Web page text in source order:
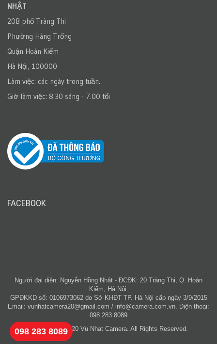
NHẬT
20B phố Tràng Thi
Phường Hàng Trống
Quận Hoàn Kiếm
Hà Nội, 100000
Làm việc: các ngày trong tuần.
Giờ làm việc: 8.30 sáng - 7.00 tối
FACEBOOK
Người đại diện: Nguyễn Hồng Nhật - ĐCĐK: 20 Tràng Thi, Q. Hoàn
Kiếm, Hà Nội.
GPĐKKD số: 0106973062 do Sở KHĐT TP. Hà Nội cấp ngày 3/9/2015
Email: vunhatcamera20@gmail.com / info@camera.com.vn . Điện thoại:
098 283 8089
Copyright © 2020 Vu Nhat Camera. All Rights Reserved.
098 283 8089